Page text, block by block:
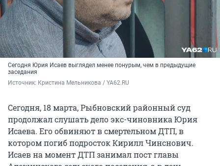
Сегодня Юрия Исаев выглядел менее понурым, чем в предыдущие
заседания
Источник: Кристина Мельникова / YA62.RU
Сегодня, 18 марта, Рыбновский районный суд
продолжал слушать дело экс-чиновника Юрия
Исаева. Его обвиняют в смертельном ДТП, в
котором погиб подросток Кирилл Чинснович.
Исаев на момент ДТП занимал пост главы